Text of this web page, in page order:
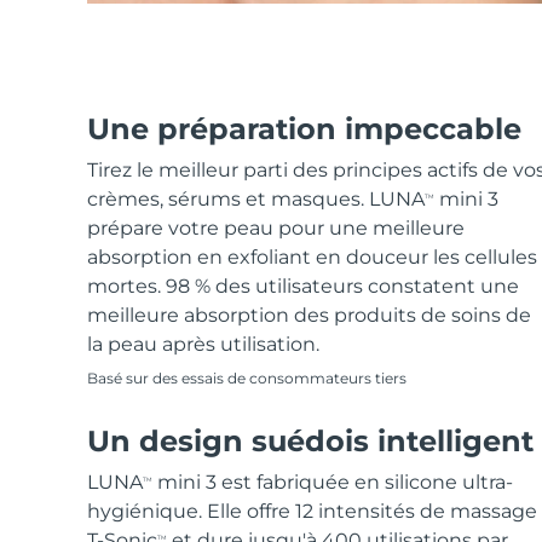
Une préparation impeccable
Tirez le meilleur parti des principes actifs de
crèmes, sérums et masques. LUNATM
mini 3
prépare votre peau pour une meilleure
absorption en exfoliant en douceur les cellules
mortes. 98 % des utilisateurs constatent une
meilleure absorption des produits de soins de
la peau après utilisation.
Basé sur des essais de consommateurs tiers
Un design suédois intelligent
LUNATM
mini 3 est fabriquée en silicone ultra-
hygiénique. Elle offre 12 intensités de massage
TM